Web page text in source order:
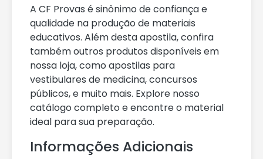
A CF Provas é sinônimo de confiança e
qualidade na produção de materiais
educativos. Além desta apostila, confira
também outros produtos disponíveis em
nossa loja, como apostilas para
vestibulares de medicina, concursos
públicos, e muito mais. Explore nosso
catálogo completo e encontre o material
ideal para sua preparação.
Informações Adicionais